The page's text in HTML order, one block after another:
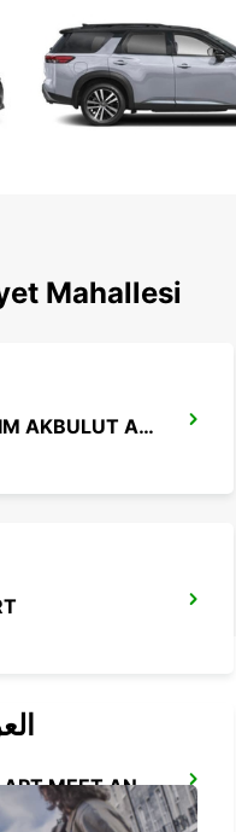
Mahallesi
ERZINCAN YILDIRIM AKBULUT AIRPORT
MALATYA ERHAC APT MEET AND GREET